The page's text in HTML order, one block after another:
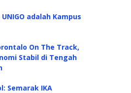
adalah Kampus
On The Track,
Stabil di Tengah
Semarak IKA